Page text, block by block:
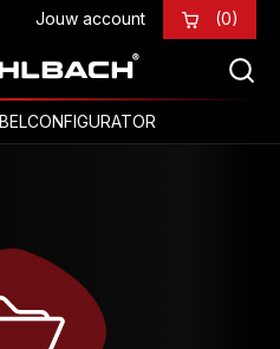
Jouw account (0)